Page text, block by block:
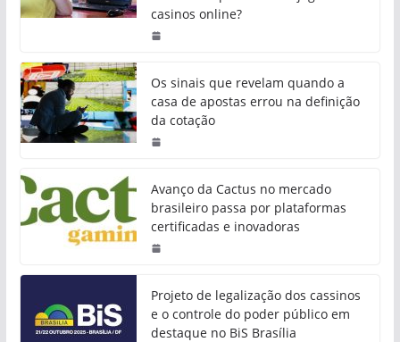
casinos online?
Os sinais que revelam quando a
casa de apostas errou na definição
da cotação
Avanço da Cactus no mercado
brasileiro passa por plataformas
certificadas e inovadoras
Projeto de legalização dos cassinos
e o controle do poder público em
destaque no BiS Brasília